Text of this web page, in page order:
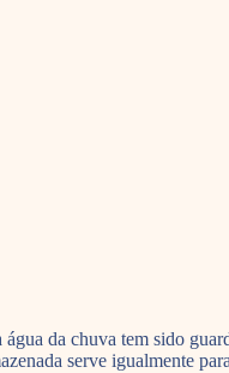
da chuva tem sido
serve igualmente